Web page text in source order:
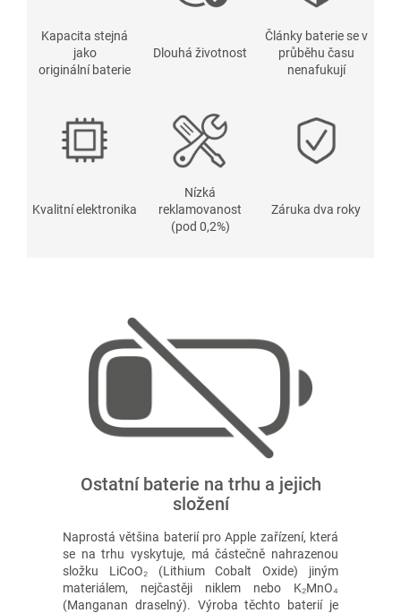
Kapacita stejná
jako
originální baterie
Dlouhá životnost
Články baterie se v
průběhu času
nenafukují
Kvalitní elektronika
Nízká
reklamovanost
(pod 0,2%)
Záruka dva roky
Ostatní baterie na trhu a jejich
složení
Naprostá většina baterií pro Apple zařízení, která
se na trhu vyskytuje, má částečně nahrazenou
složku LiCoO₂ (Lithium Cobalt Oxide) jiným
materiálem, nejčastěji niklem nebo K₂MnO₄
(Manganan draselný). Výroba těchto baterií je